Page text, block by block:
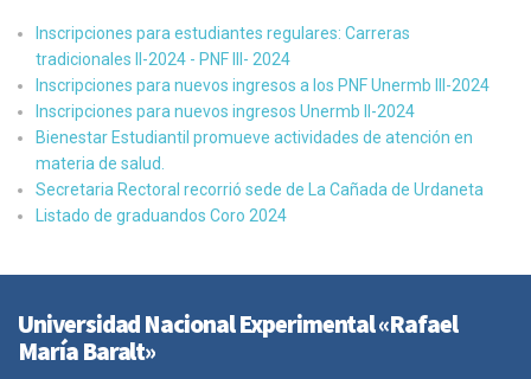
Inscripciones para estudiantes regulares: Carreras
tradicionales II-2024 - PNF III- 2024
Inscripciones para nuevos ingresos a los PNF Unermb III-2024
Inscripciones para nuevos ingresos Unermb II-2024
Bienestar Estudiantil promueve actividades de atención en
materia de salud.
Secretaria Rectoral recorrió sede de La Cañada de Urdaneta
Listado de graduandos Coro 2024
Universidad Nacional Experimental «Rafael
María Baralt»